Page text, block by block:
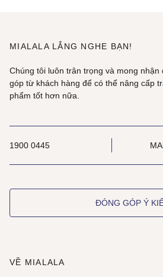
MIALALA LẮNG NGHE BẠN!
Chúng tôi luôn trân trọng và mong nhận
góp từ khách hàng để có thể nâng cấp
phẩm tốt hơn nữa.
1900 0445
ĐÓNG GÓP Ý
VỀ MIALALA